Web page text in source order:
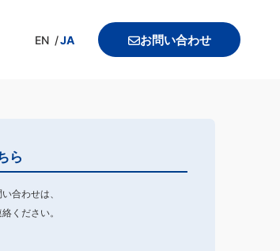
EN JA お問い合わせ
ら
合わせは、
ください。